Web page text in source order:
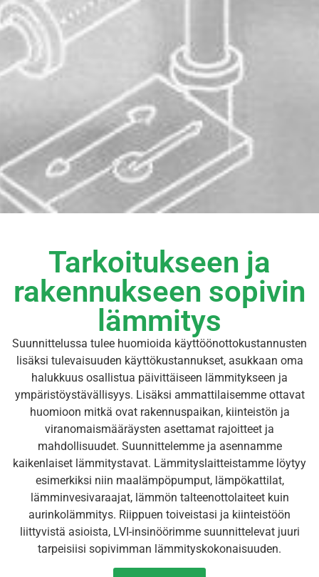
Tarkoitukseen ja
rakennukseen sopivin
lämmitys
Suunnittelussa tulee huomioida käyttöönottokustannusten
lisäksi tulevaisuuden käyttökustannukset, asukkaan oma
halukkuus osallistua päivittäiseen lämmitykseen ja
ympäristöystävällisyys. Lisäksi ammattilaisemme ottavat
huomioon mitkä ovat rakennuspaikan, kiinteistön ja
viranomaismääräysten asettamat rajoitteet ja
mahdollisuudet. Suunnittelemme ja asennamme
kaikenlaiset lämmitystavat. Lämmityslaitteistamme löytyy
esimerkiksi niin maalämpöpumput, lämpökattilat,
lämminvesivaraajat, lämmön talteenottolaiteet kuin
aurinkolämmitys. Riippuen toiveistasi ja kiinteistöön
liittyvistä asioista, LVI-insinöörimme suunnittelevat juuri
tarpeisiisi sopivimman lämmityskokonaisuuden.